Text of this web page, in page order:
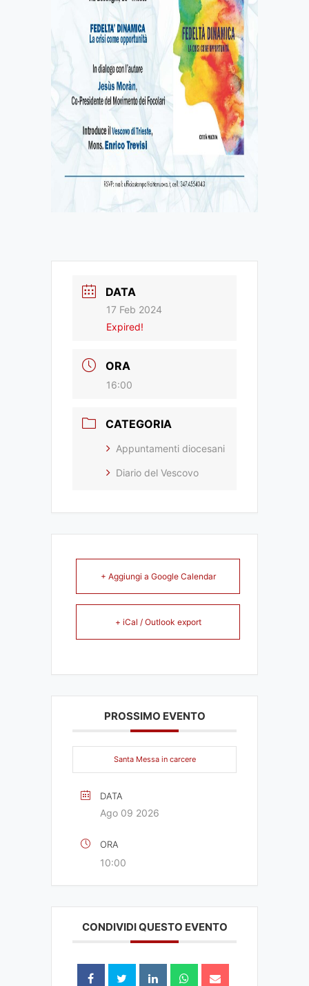
DATA
17 Feb 2024
Expired!
ORA
16:00
CATEGORIA
Appuntamenti diocesani
Diario del Vescovo
+ Aggiungi a Google Calendar
+ iCal / Outlook export
PROSSIMO EVENTO
Santa Messa in carcere
DATA
Ago 09 2026
ORA
10:00
CONDIVIDI QUESTO EVENTO